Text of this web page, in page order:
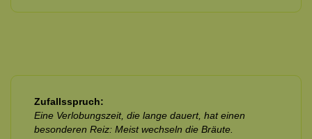
Zufallsspruch:
Eine Verlobungszeit, die lange dauert, hat einen
besonderen Reiz: Meist wechseln die Bräute.